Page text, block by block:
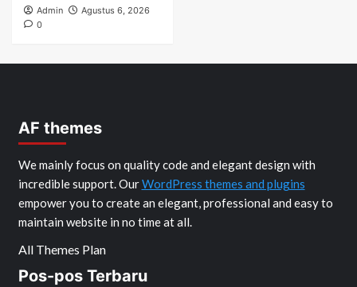
Admin
Agustus 6, 2026
0
AF themes
We mainly focus on quality code and elegant design with
incredible support. OurWordPress themes and plugins
empower you to create an elegant, professional and easy to
maintain website in no time at all.
All Themes Plan
Pos-pos Terbaru